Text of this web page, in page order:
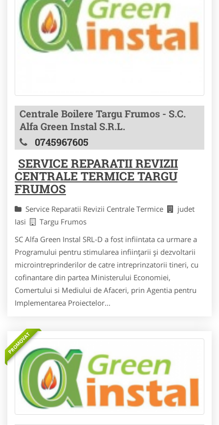
Centrale Boilere Targu Frumos - S.C.
Alfa Green Instal S.R.L.
0745967605
SERVICE REPARATII REVIZII
CENTRALE TERMICE TARGU
FRUMOS
Service Reparatii Revizii Centrale Termice
judet
Iasi
Targu Frumos
SC Alfa Green Instal SRL-D a fost infiintata ca urmare a
Programului pentru stimularea infiinţarii şi dezvoltarii
microintreprinderilor de catre intreprinzatorii tineri, cu
cofinantare din partea Ministerului Economiei,
Comertului si Mediului de Afaceri, prin Agentia pentru
Implementarea Proiectelor...
PROMOVAT